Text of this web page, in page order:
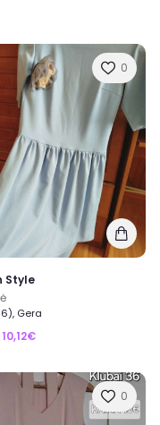
0
Style
Gera
10,12€
0